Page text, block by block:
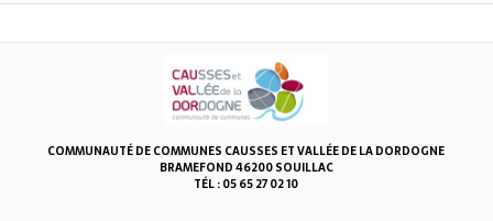
COMMUNAUTÉ DE COMMUNES CAUSSES ET VALLÉE DE LA DORDOGNE
BRAMEFOND 46200 SOUILLAC
TÉL : 05 65 27 02 10